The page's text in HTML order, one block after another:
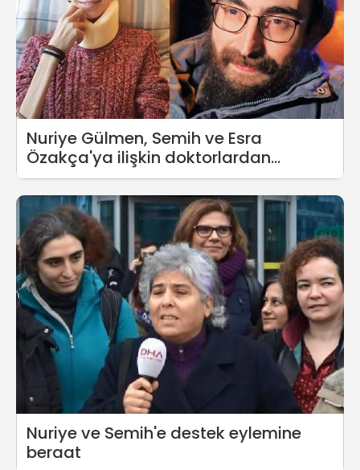
Nuriye Gülmen, Semih ve Esra
Özakça'ya ilişkin doktorlardan
açıklama
Nuriye ve Semih'e destek eylemine
beraat